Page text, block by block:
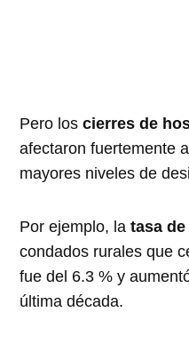
Pero loscierres de
afectaron fuertemente
mayores niveles de
Por ejemplo, latasa
condados rurales que
fue del 6.3 % y
última década.